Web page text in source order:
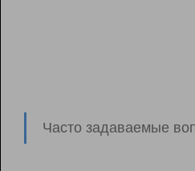
Часто задаваемые